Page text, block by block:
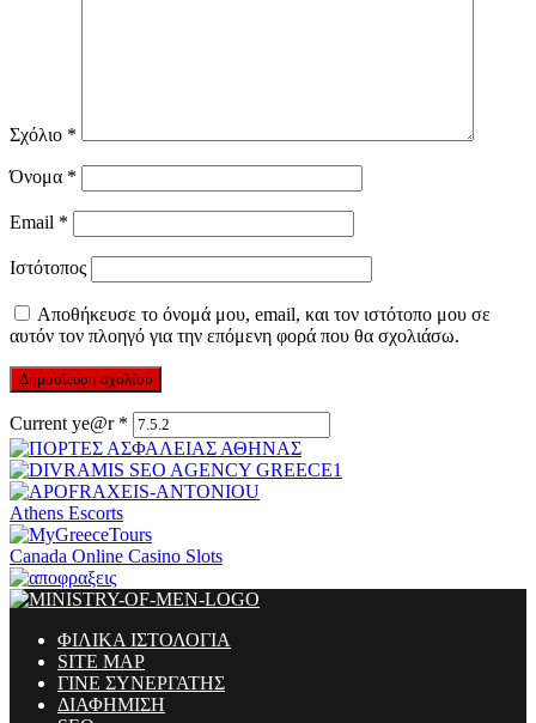
Σχόλιο *
Όνομα *
Email *
Ιστότοπος
Αποθήκευσε το όνομά μου, email, και τον ιστότοπο μου σε
αυτόν τον πλοηγό για την επόμενη φορά που θα σχολιάσω.
Current ye@r *
Athens Escorts
Canada Online Casino Slots
ΦΙΛΙΚΑ ΙΣΤΟΛΟΓΙΑ
SITE MAP
ΓΙΝΕ ΣΥΝΕΡΓΑΤΗΣ
ΔΙΑΦΗΜΙΣΗ